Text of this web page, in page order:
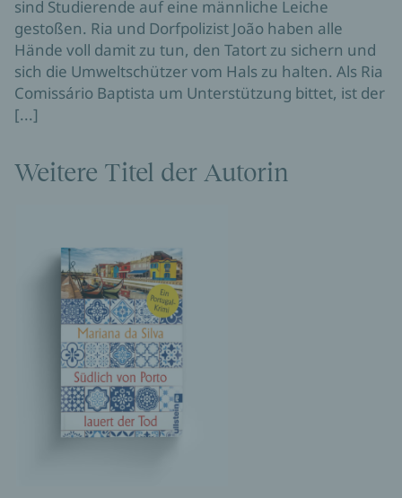
sind Studierende auf eine männliche Leiche
gestoßen. Ria und Dorfpolizist João haben alle
Hände voll damit zu tun, den Tatort zu sichern und
sich die Umweltschützer vom Hals zu halten. Als Ria
Comissário Baptista um Unterstützung bittet, ist der
[...]
Weitere Titel der Autorin